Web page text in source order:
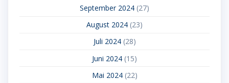
September 2024 (27)
August 2024 (23)
Juli 2024(28)
Juni 2024 (15)
Mai 2024(22)